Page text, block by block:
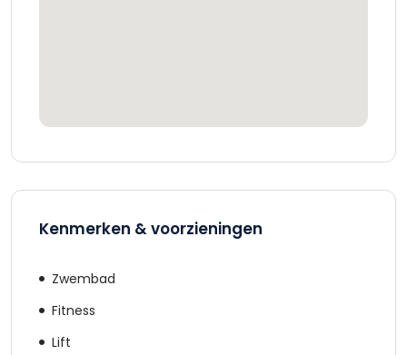
Kenmerken & voorzieningen
Zwembad
Fitness
Lift